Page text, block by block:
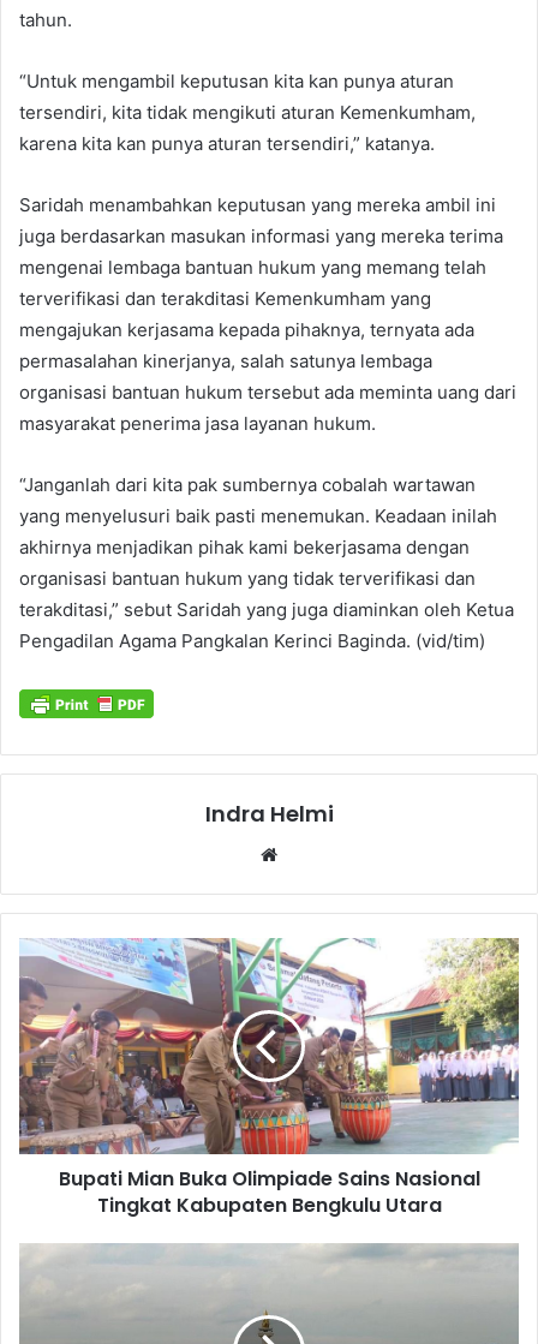
tahun.
“Untuk mengambil keputusan kita kan punya aturan
tersendiri, kita tidak mengikuti aturan Kemenkumham,
karena kita kan punya aturan tersendiri,” katanya.
Saridah menambahkan keputusan yang mereka ambil ini
juga berdasarkan masukan informasi yang mereka terima
mengenai lembaga bantuan hukum yang memang telah
terverifikasi dan terakditasi Kemenkumham yang
mengajukan kerjasama kepada pihaknya, ternyata ada
permasalahan kinerjanya, salah satunya lembaga
organisasi bantuan hukum tersebut ada meminta uang dari
masyarakat penerima jasa layanan hukum.
“Janganlah dari kita pak sumbernya cobalah wartawan
yang menyelusuri baik pasti menemukan. Keadaan inilah
akhirnya menjadikan pihak kami bekerjasama dengan
organisasi bantuan hukum yang tidak terverifikasi dan
terakditasi,” sebut Saridah yang juga diaminkan oleh Ketua
Pengadilan Agama Pangkalan Kerinci Baginda. (vid/tim)
Indra Helmi
Bupati Mian Buka Olimpiade Sains Nasional
Tingkat Kabupaten Bengkulu Utara